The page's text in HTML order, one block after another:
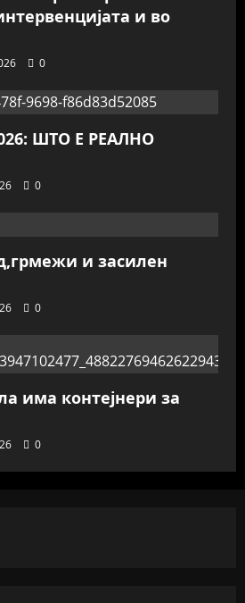
и во
0
ШТО Е РЕАЛНО
0
и засилен
0
има контејнери за
0